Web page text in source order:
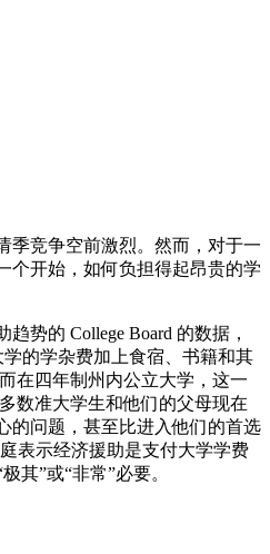
季竞争空前激烈。然而，对于一
个开始，如何负担得起昂贵的学
势的 College Board 的数据，
学的学杂费加上食宿、书籍和其
在四年制州内公立大学，这一
数准大学生和他们的父母现在
的问题，甚至比进入他们的首选
表示经济援助是支付大学学费
其”或“非常”必要。